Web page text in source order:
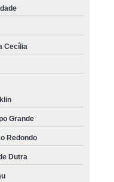
Jaguaré
Itapevi
Cecília
Grande
Redondo
Dutra